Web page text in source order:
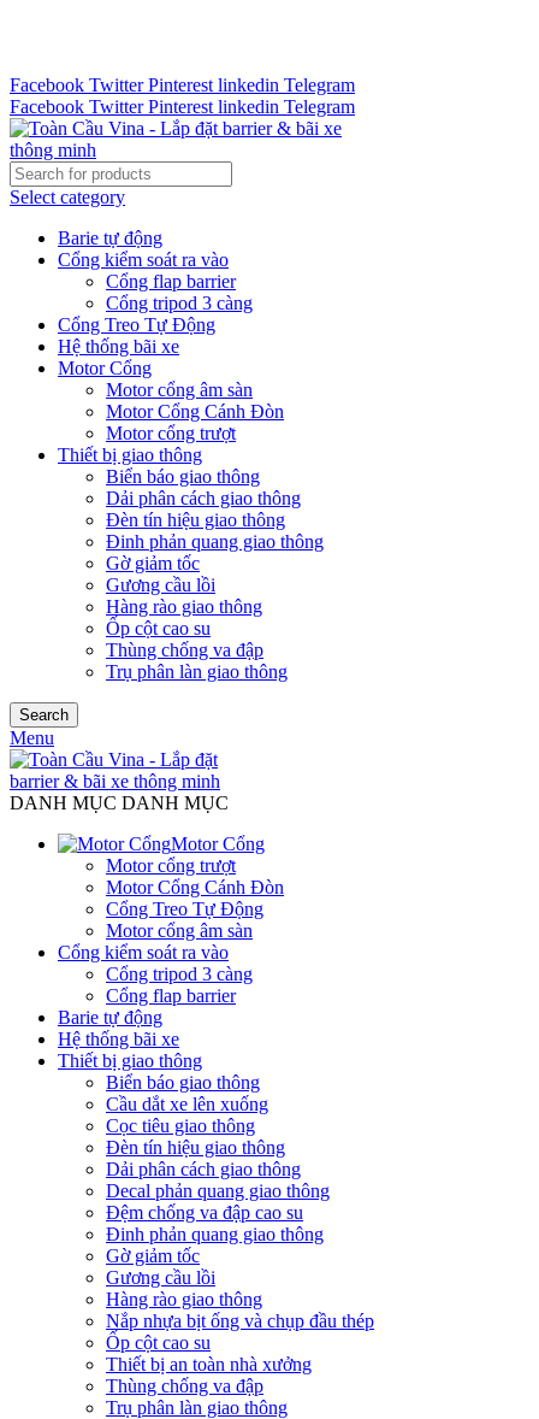
Facebook Twitter Pinterest linkedin Telegram
Facebook Twitter Pinterest linkedin Telegram
Select category
Barie tự động
Cổng kiểm soát ra vào
Cổng flap barrier
Cổng tripod 3 càng
Cổng Treo Tự Động
Hệ thống bãi xe
Motor Cổng
Motor cổng âm sàn
Motor Cổng Cánh Đòn
Motor cổng trượt
Thiết bị giao thông
Biển báo giao thông
Dải phân cách giao thông
Đèn tín hiệu giao thông
Đinh phản quang giao thông
Gờ giảm tốc
Gương cầu lồi
Hàng rào giao thông
Ốp cột cao su
Thùng chống va đập
Trụ phân làn giao thông
Search
Menu
DANH MỤC DANH MỤC
Motor Cổng
Motor cổng trượt
Motor Cổng Cánh Đòn
Cổng Treo Tự Động
Motor cổng âm sàn
Cổng kiểm soát ra vào
Cổng tripod 3 càng
Cổng flap barrier
Barie tự động
Hệ thống bãi xe
Thiết bị giao thông
Biển báo giao thông
Cầu dắt xe lên xuống
Cọc tiêu giao thông
Đèn tín hiệu giao thông
Dải phân cách giao thông
Decal phản quang giao thông
Đệm chống va đập cao su
Đinh phản quang giao thông
Gờ giảm tốc
Gương cầu lồi
Hàng rào giao thông
Nắp nhựa bịt ống và chụp đầu thép
Ốp cột cao su
Thiết bị an toàn nhà xưởng
Thùng chống va đập
Trụ phân làn giao thông